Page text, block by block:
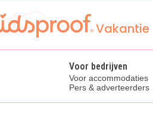
Vakantie
Voor bedrijven
Voor accommodaties
Pers & adverteerders